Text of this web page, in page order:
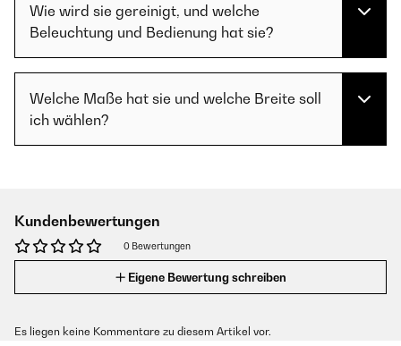
Wie wird sie gereinigt, und welche
Beleuchtung und Bedienung hat sie?
Welche Maße hat sie und welche Breite soll
ich wählen?
Kundenbewertungen
0 Bewertungen
Eigene Bewertung schreiben
Es liegen keine Kommentare zu diesem Artikel vor.